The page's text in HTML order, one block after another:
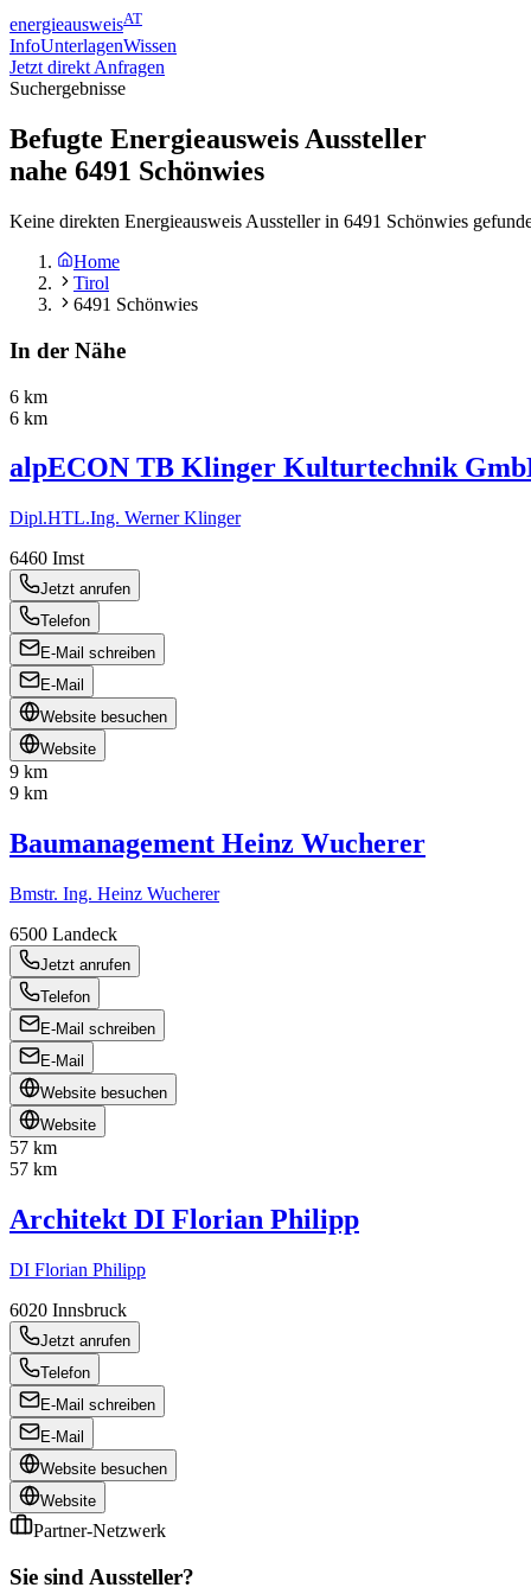
energieausweisAT
InfoUnterlagenWissen
Jetzt direkt Anfragen
Suchergebnisse
Befugte Energieausweis Aussteller
nahe 6491 Schönwies
Keine direkten Energieausweis Aussteller in 6491 Schönwies
Home
Tirol
6491 Schönwies
In der Nähe
6 km
6 km
alpECON TB Klinger Kulturtechnik
Dipl.HTL.Ing. Werner Klinger
6460 Imst
Jetzt anrufen
Telefon
E-Mail schreiben
E-Mail
Website besuchen
Website
9 km
9 km
Baumanagement Heinz Wucherer
Bmstr. Ing. Heinz Wucherer
6500 Landeck
Jetzt anrufen
Telefon
E-Mail schreiben
E-Mail
Website besuchen
Website
57 km
57 km
Architekt DI Florian Philipp
DI Florian Philipp
6020 Innsbruck
Jetzt anrufen
Telefon
E-Mail schreiben
E-Mail
Website besuchen
Website
Partner-Netzwerk
Sie sind Aussteller?